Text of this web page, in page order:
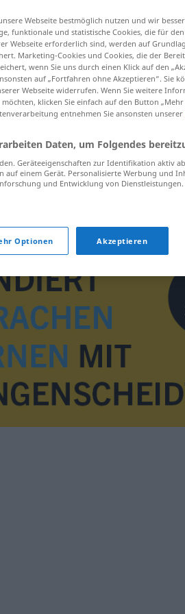
verrotting
Webseite bestmöglich nutzen und wir
funktionale und statistische Cookies, die für
Webseite erforderlich sind, werden auf
Marketing-Cookies und Cookies, die der
wenn Sie uns durch einen Klick auf den
auf „Fortfahren ohne Akzeptieren“. Sie
Webseite widerrufen. Wenn Sie weitere
klicken Sie einfach auf den Button
entnehmen Sie ansonsten unserer
Daten, um Folgendes
Geräteeigenschaften zur Identifikation aktiv
einem Gerät. Personalisierte Werbung und
und Entwicklung von Dienstleistungen.
Optionen Akzeptieren